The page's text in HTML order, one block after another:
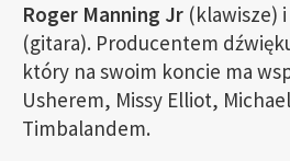
Roger Manning Jr (klawisze) i
(gitara). Producentem
który na swoim koncie ma
Usherem, Missy Elliot,
Timbalandem.